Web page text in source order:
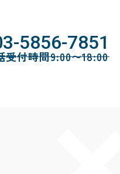
5856-7851
受付時間9:00〜18:00